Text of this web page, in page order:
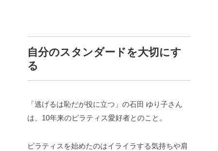
自分のスタンダードを大切にす
る
「逃げるは恥だが役に立つ」の石田 ゆり子さん
は、10年来のピラティス愛好者とのこと。
ピラティスを始めたのはイライラする気持ちや肩